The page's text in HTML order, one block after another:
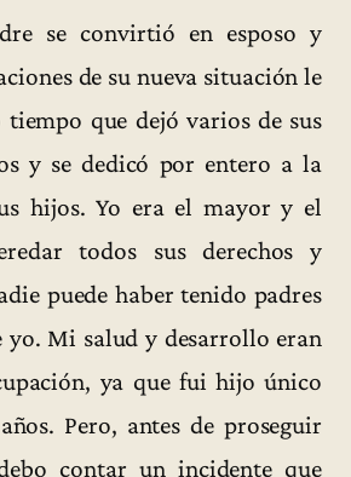
se convirtió en esposo y
de su nueva situación le
que dejó varios de sus
y se dedicó por entero a la
hijos. Yo era el mayor y el
todos sus derechos y
puede haber tenido padres
yo. Mi salud y desarrollo eran
ya que fui hijo único
Pero, antes de proseguir
contar un incidente que